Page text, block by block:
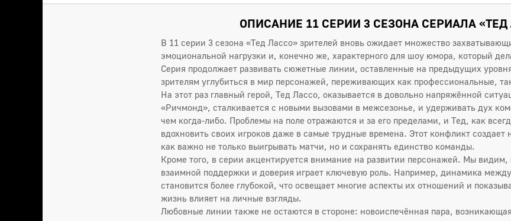
ОПИСАНИЕ 11 СЕРИИ 3 СЕЗОНА СЕРИАЛА «ТЕД
В 11 серии 3 сезона «Тед Лассо» зрителей вновь ожидает множество
эмоциональной нагрузки и, конечно же, характерного для шоу юмора, который
Серия продолжает развивать сюжетные линии, оставленные на предыдущих
зрителям углубиться в мир персонажей, переживающих как профессиональные,
На этот раз главный герой, Тед Лассо, оказывается в довольно напряжённой
«Ричмонд», сталкивается с новыми вызовами в межсезонье, и удерживать дух
чем когда-либо. Проблемы на поле отражаются и за его пределами, и Тед, как
вдохновить своих игроков даже в самые трудные времена. Этот конфликт создает
как важно не только выигрывать матчи, но и сохранять единство команды.
Кроме того, в серии акцентируется внимание на развитии персонажей. Мы видим,
взаимной поддержки и доверия играет ключевую роль. Например, динамика
становится более глубокой, что освещает многие аспекты их отношений и
жизнь влияет на личные взгляды.
Любовные линии также не остаются в стороне: новоиспечённая пара,